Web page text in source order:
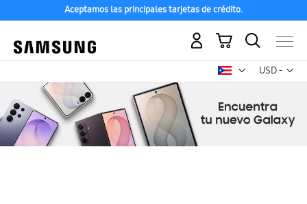
Aceptamos las principales tarjetas de crédito.
USD -
dólar
Mi carrito